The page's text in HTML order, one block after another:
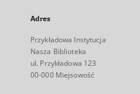
Adres
Przykładowa Instytucja
Nasza Biblioteka
ul. Przykładowa 123
00-000 Miejsowość